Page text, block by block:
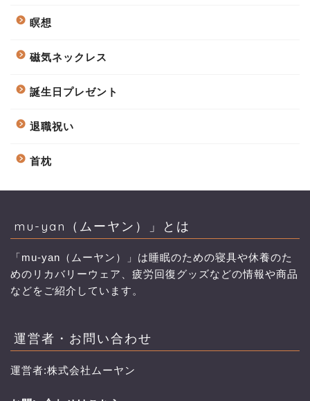
瞑想
磁気ネックレス
誕生日プレゼント
退職祝い
首枕
mu-yan（ムーヤン）」とは
「mu-yan（ムーヤン）」は睡眠のための寝具や休養のた
めのリカバリーウェア、疲労回復グッズなどの情報や商品
などをご紹介しています。
運営者・お問い合わせ
運営者:株式会社ムーヤン